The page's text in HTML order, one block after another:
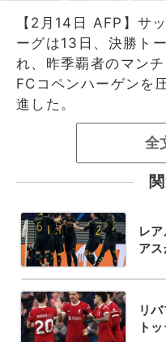
【2月14日 AFP】サ
ーグは13日、決勝ト
れ、昨季覇者のマン
FCコペンハーゲンを
進した。
全
レ
ア
リ
ト